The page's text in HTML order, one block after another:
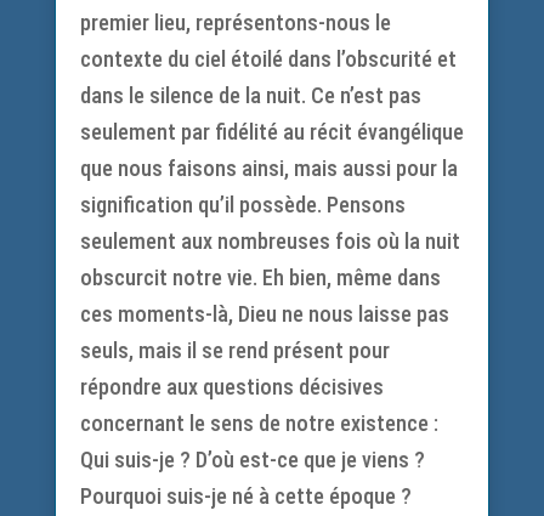
premier lieu, représentons-nous le
contexte du ciel étoilé dans l’obscurité et
dans le silence de la nuit. Ce n’est pas
seulement par fidélité au récit évangélique
que nous faisons ainsi, mais aussi pour la
signification qu’il possède. Pensons
seulement aux nombreuses fois où la nuit
obscurcit notre vie. Eh bien, même dans
ces moments-là, Dieu ne nous laisse pas
seuls, mais il se rend présent pour
répondre aux questions décisives
concernant le sens de notre existence :
Qui suis-je ? D’où est-ce que je viens ?
Pourquoi suis-je né à cette époque ?